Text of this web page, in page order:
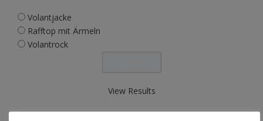
Volantjacke
Rafftop mit Ärmeln
Volantrock
View Results
Polls Archive